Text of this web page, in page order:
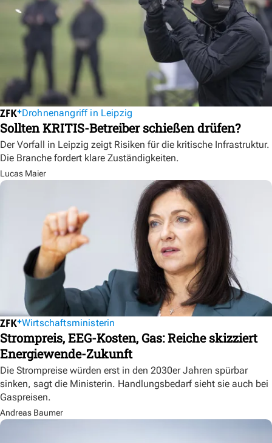
Drohnenangriff in Leipzig
Sollten KRITIS-Betreiber schießen drüfen?
Der Vorfall in Leipzig zeigt Risiken für die kritische Infrastruktur.
Die Branche fordert klare Zuständigkeiten.
Lucas Maier
Wirtschaftsministerin
Strompreis, EEG-Kosten, Gas: Reiche skizziert
Energiewende-Zukunft
Die Strompreise würden erst in den 2030er Jahren spürbar
sinken, sagt die Ministerin. Handlungsbedarf sieht sie auch bei
Gaspreisen.
Andreas Baumer